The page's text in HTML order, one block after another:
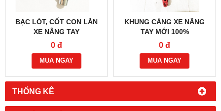
THỐNG KÊ
BẠC LÓT, CỐT CON LĂN
XE NÂNG TAY
0 đ
MUA NGAY
KHUNG CÀNG XE NÂNG
TAY MỚI 100%
0 đ
MUA NGAY